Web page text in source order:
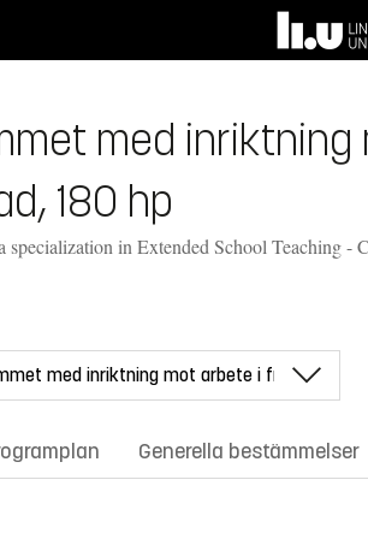
med
180 hp
in Extended School Teaching -
Generella bestämmelser